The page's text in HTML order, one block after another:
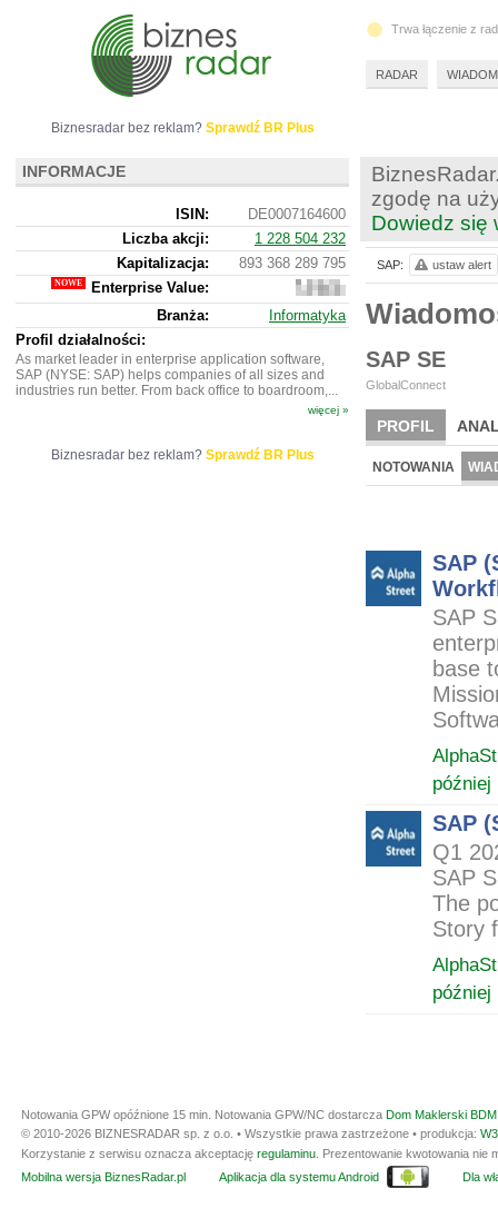
zgodę na
Dowiedz się
SAP SE
GlobalConnect
PROFIL
BR LAB
NOTOWANIA
SAP
SAP
base
później
SAP
Q1
SAP
The
Story
później
SAP: ustaw alert
Biznesradar bez reklam? Sprawdź BR Plus
INFORMACJE
ISIN:
DE0007164600
Liczba akcji:
1 228 504 232
Kapitalizacja:
893 368 289 795
Enterprise Value:
885
707
421
Branża:
Informatyka
Profil działalności:
As market leader in enterprise application software,
SAP (NYSE: SAP) helps companies of all sizes and
industries run better. From back office to boardroom,...
więcej »
Biznesradar bez reklam? Sprawdź BR Plus
Trwa łączenie z
RADAR
Notowania GPW opóźnione 15 min. Notowania GPW/NC dostarcza Dom Maklerski
© 2010-2026 BIZNESRADAR sp. z o.o. • Wszystkie prawa zastrzeżone • produkcja:
Korzystanie z serwisu oznacza akceptację regulaminu . Prezentowanie kwotowania
Mobilna wersja BiznesRadar.pl
Aplikacja dla systemu Android Dla